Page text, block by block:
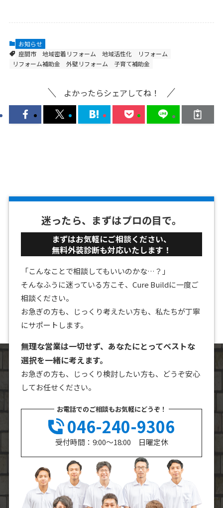
お知らせ
座間市
地域密着リフォーム 地域活性化
リフォーム
リフォーム補助金
外壁リフォーム 子育て補助金
よかったらシェアしてね！
迷ったら、まずはプロの目で。
まずはお気軽にご相談ください、
無料外装診断も対応いたします！
「こんなことで相談してもいいのかな…？」
そんなふうに迷っている方こそ、Cure Buildに一度ご
相談ください。
お急ぎの方も、じっくり考えたい方も、私たちが丁寧
にサポートします。
無理な営業は一切せず、あなたにとってベストな
選択を一緒に考えます。
お急ぎの方も、じっくり検討したい方も、どうぞ安心
してお任せください。
お電話でのご相談もお気軽にどうぞ！
046-240-9306
受付時間：9:00～18:00 日曜定休